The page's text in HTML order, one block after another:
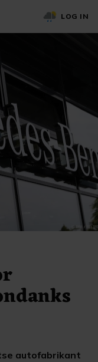
LOG IN
autofabrikant